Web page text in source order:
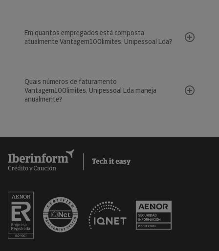
Em quantos empregados está composta
atualmente Vantagem100limites, Unipessoal Lda?
Quais números de faturamento
Vantagem100limites, Unipessoal Lda maneja
anualmente?